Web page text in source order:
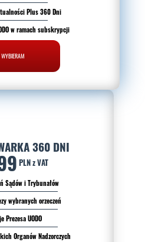
Plus 360 Dni
w ramach subskrypcji
WYBIERAM
360 DNI
PLN z VAT
Sądów i Trybunałów
wybranych orzeczeń
Prezesa UODO
Organów Nadzorczych